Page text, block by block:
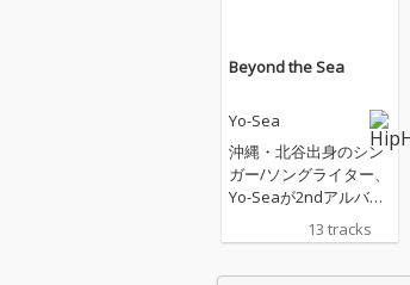
Beyond the Sea
Yo-Sea
沖縄・北谷出身のシン
ガー/ソングライター、
Yo-Seaが2ndアルバム
『Beyond the Sea』を
リリース。 2023年の1s
13 tracks